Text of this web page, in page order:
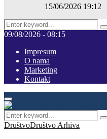
15/06/2026 19:12
Search
for:
09/08/2026 - 08:15
Impresum
O nama
Marketing
Kontakt
Facebook
Instagram
Youtube
Primary
Menu
Search
for:
DruštvoDruštvo Arhiva